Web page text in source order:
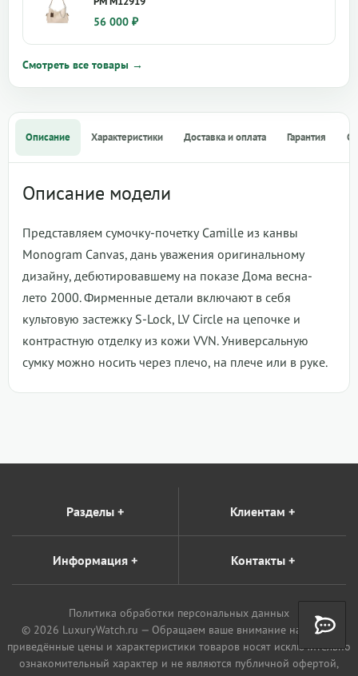
56 000 ₽
Смотреть все товары →
Описание Характеристики Доставка и оплата Гарантия
Описание модели
Представляем сумочку-почетку Camille из канвы
Monogram Canvas, дань уважения оригинальному
дизайну, дебютировавшему на показе Дома весна-
лето 2000. Фирменные детали включают в себя
культовую застежку S-Lock, LV Circle на цепочке и
контрастную отделку из кожи VVN. Универсальную
сумку можно носить через плечо, на плече или в руке.
Разделы + Клиентам +
Информация + Контакты+
Политика обработки персональных данных
© 2026 LuxuryWatch.ru — Обращаем ваше внимание на то, что
приведённые цены и характеристики товаров носят исключительно
ознакомительный характер и не являются публичной офертой,